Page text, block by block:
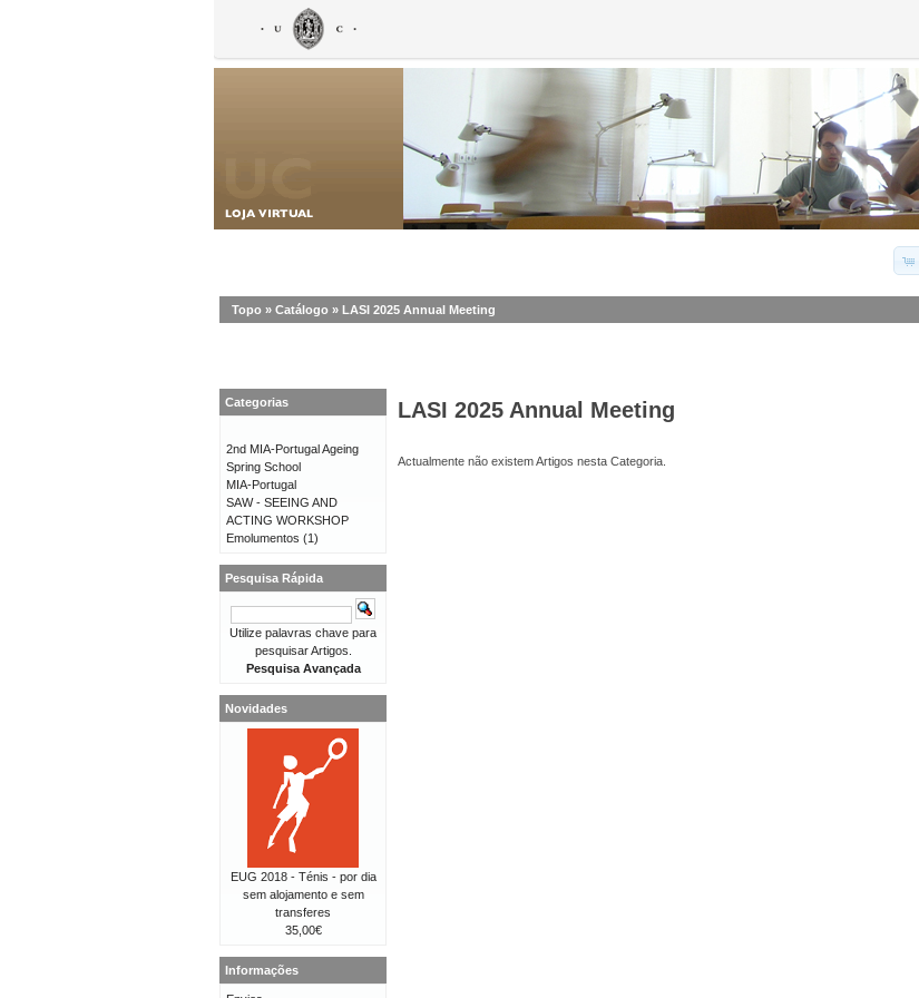
Topo » Catálogo » LASI 2025 Annual Meeting
LASI 2025 Annual Meeting
Actualmente não existem Artigos nesta Categoria.
Categorias
2nd MIA-Portugal Ageing
Spring School
MIA-Portugal
SAW - SEEING AND
ACTING WORKSHOP
Emolumentos (1)
Pesquisa Rápida
Utilize palavras chave para
pesquisar Artigos.
Pesquisa Avançada
Novidades
EUG 2018 - Ténis - por dia
sem alojamento e sem
transferes
35,00€
Informações